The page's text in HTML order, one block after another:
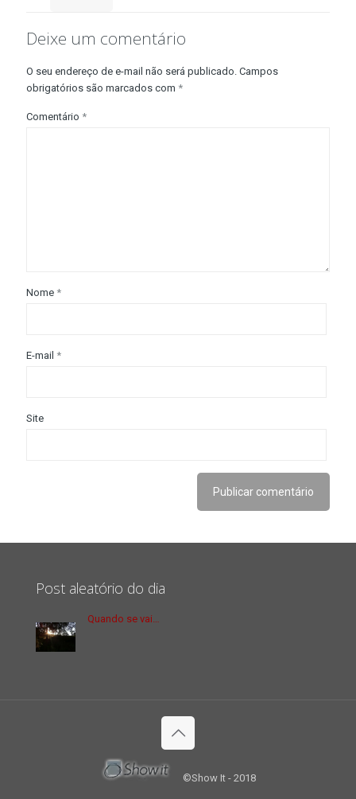
Deixe um comentário
O seu endereço de e-mail não será publicado. Campos
obrigatórios são marcados com *
Comentário *
Nome *
E-mail *
Site
Post aleatório do dia
Quando se vai…
©Show It - 2018